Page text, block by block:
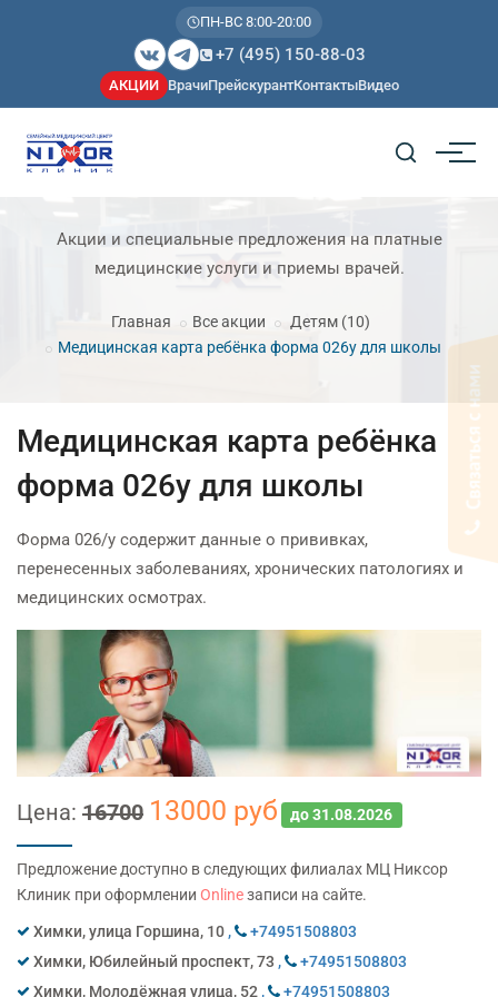
ПН-ВС 8:00-20:00
+7 (495) 150-88-03
АКЦИИ ВрачиПрейскурантКонтактыВидео
Акции и специальные предложения на платные
медицинские услуги и приемы врачей.
Главная Все акции Детям (10)
Медицинская карта ребёнка форма 026у для школы
Медицинская карта ребёнка
форма 026у для школы
Форма 026/у содержит данные о прививках,
перенесенных заболеваниях, хронических патологиях и
медицинских осмотрах.
Цена: 16700 13000 руб до 31.08.2026
Предложение доступно в следующих филиалах МЦ Никсор
Клиник при оформлении Onlineзаписи на сайте.
Химки, улица Горшина, 10 ,
+74951508803
Химки, Юбилейный проспект, 73 ,
+74951508803
Химки, Молодёжная улица, 52 , +74951508803